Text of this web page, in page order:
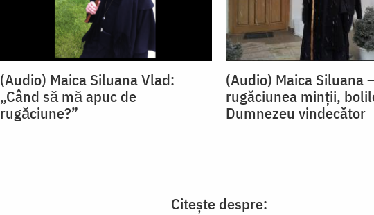
(Audio) Maica Siluana Vlad:
„Când să mă apuc de
rugăciune?”
(Audio) Maica Siluana
rugăciunea minții,
Dumnezeu vindecător
Citește despre: